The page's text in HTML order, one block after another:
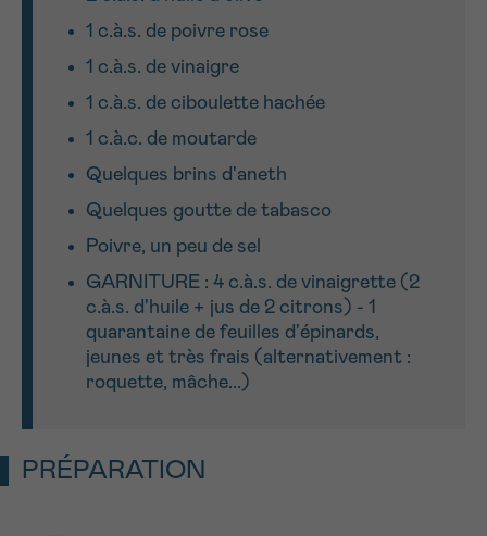
1 c.à.s. de poivre rose
1 c.à.s. de vinaigre
1 c.à.s. de ciboulette hachée
1 c.à.c. de moutarde
Quelques brins d'aneth
Quelques goutte de tabasco
Poivre, un peu de sel
GARNITURE : 4 c.à.s. de vinaigrette (2
c.à.s. d'huile + jus de 2 citrons) - 1
quarantaine de feuilles d'épinards,
jeunes et très frais (alternativement :
roquette, mâche...)
PRÉPARATION